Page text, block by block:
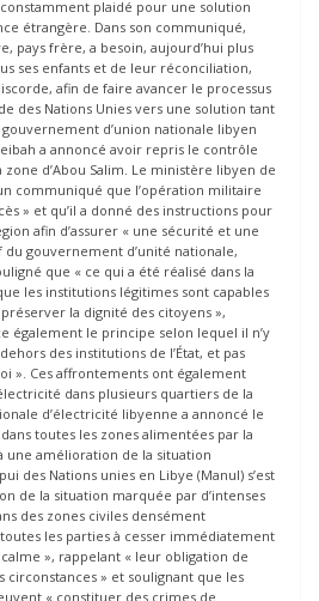
plaidé pour une solution
étrangère. Dans son communiqué,
pays frère, a besoin, aujourd’hui plus
ses enfants et de leur réconciliation,
afin de faire avancer le processus
des Nations Unies vers une solution tant
d’union nationale libyen
a annoncé avoir repris le contrôle
d’Abou Salim. Le ministère libyen de
communiqué que l’opération militaire
» et qu’il a donné des instructions pour
afin d’assurer « une sécurité et une
du gouvernement d’unité nationale,
que « ce qui a été réalisé dans la
les institutions légitimes sont capables
la dignité des citoyens »,
également le principe selon lequel il n’y
des institutions de l’État, et pas
». Ces affrontements ont également
dans plusieurs quartiers de la
d’électricité libyenne a annoncé le
toutes les zones alimentées par la
une amélioration de la situation
des Nations unies en Libye (Manul) s’est
de la situation marquée par d’intenses
des zones civiles densément
les parties à cesser immédiatement
», rappelant « leur obligation de
circonstances » et soulignant que les
« constituer des crimes de